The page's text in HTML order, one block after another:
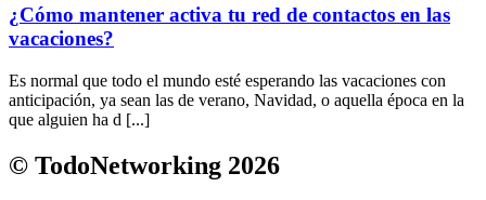
¿Cómo mantener activa tu red de contactos en las
vacaciones?
Es normal que todo el mundo esté esperando las vacaciones con
anticipación, ya sean las de verano, Navidad, o aquella época en la
que alguien ha d [...]
© TodoNetworking 2026